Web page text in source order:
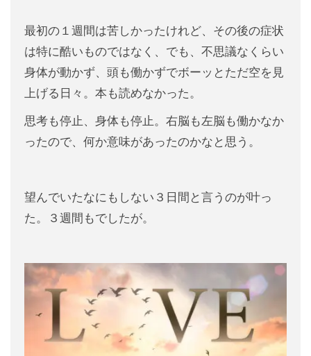
最初の１週間は苦しかったけれど、その後の症状
は特に酷いものではなく、でも、不思議なくらい
身体が動かず、頭も働かずでボーッとただ空を見
上げる日々。本も読めなかった。
思考も停止、身体も停止。右脳も左脳も働かなか
ったので、何か意味があったのかなと思う。
望んでいたなにもしない３日間と言うのが叶っ
た。３週間もでしたが。